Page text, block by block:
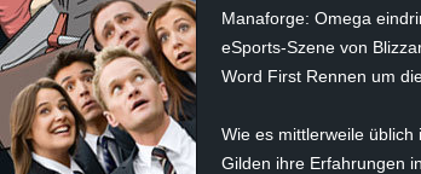
s
g
e
Manaforge: Omega
eSports-Szene von
Word First Rennen um
Wie es mittlerweile
Gilden ihre Erfahrungen